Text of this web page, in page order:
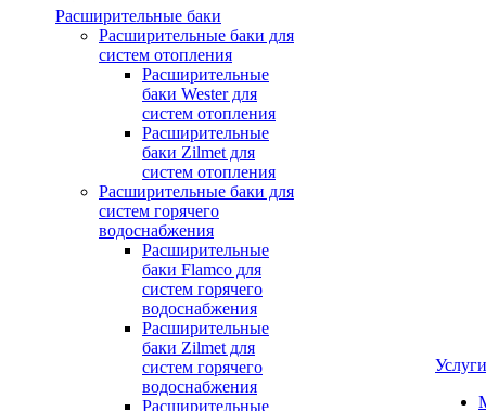
Расширительные баки
Расширительные баки для
систем отопления
Расширительные
баки Wester для
систем отопления
Расширительные
баки Zilmet для
систем отопления
Расширительные баки для
систем горячего
водоснабжения
Расширительные
баки Flamco для
систем горячего
водоснабжения
Расширительные
баки Zilmet для
систем горячего
водоснабжения
Расширительные
Услуги